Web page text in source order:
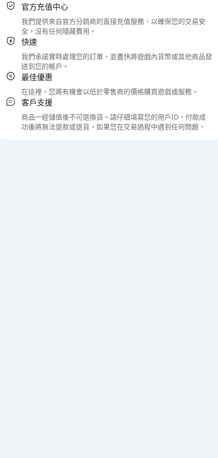
官方充值中心
我們提供來自官方分銷商的直接充值服務，以確保您的交易安
全，沒有任何隱藏費用。
快速
我們承諾實時處理您的訂單，並盡快將遊戲內貨幣或其他商品發
送到您的帳戶。
最佳優惠
在這裡，您將有機會以低於零售商的價格購買遊戲或服務。
客戶支援
商品一經儲值後不可退換貨。請仔細填寫您的用戶ID，付款成
功後將無法退款或退貨。如果您在交易過程中遇到任何問題，